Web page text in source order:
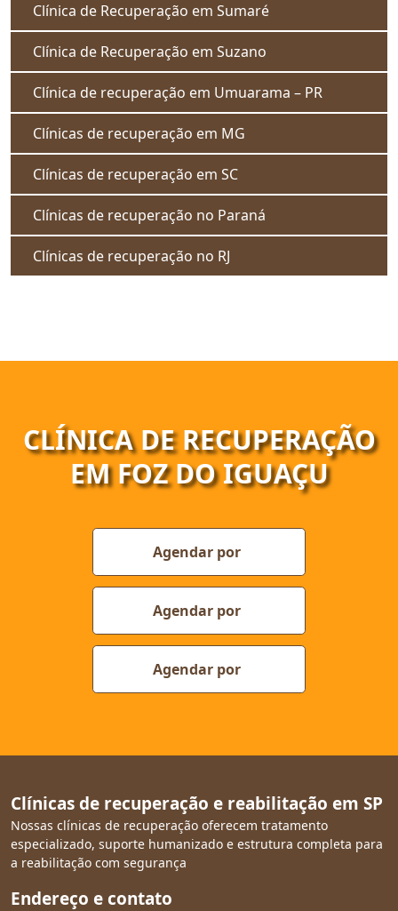
Clínica de Recuperação em Sumaré
Clínica de Recuperação em Suzano
Clínica de recuperação em Umuarama – PR
Clínicas de recuperação em MG
Clínicas de recuperação em SC
Clínicas de recuperação no Paraná
Clínicas de recuperação no RJ
CLÍNICA DE RECUPERAÇÃO
EM FOZ DO IGUAÇU
Agendar por
Agendar por
Agendar por
Clínicas de recuperação e reabilitação em SP
Nossas clínicas de recuperação oferecem tratamento
especializado, suporte humanizado e estrutura completa para
a reabilitação com segurança
Endereço e contato